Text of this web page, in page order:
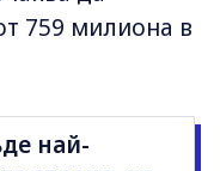
759 милиона в
най-